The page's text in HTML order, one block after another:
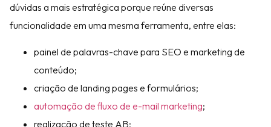
dúvidas a mais estratégica porque reúne diversas
funcionalidade em uma mesma ferramenta, entre elas:
painel de palavras-chave para SEO e marketing de
conteúdo;
criação de landing pages e formulários;
automação de fluxo de e-mail marketing;
realização de teste AB;